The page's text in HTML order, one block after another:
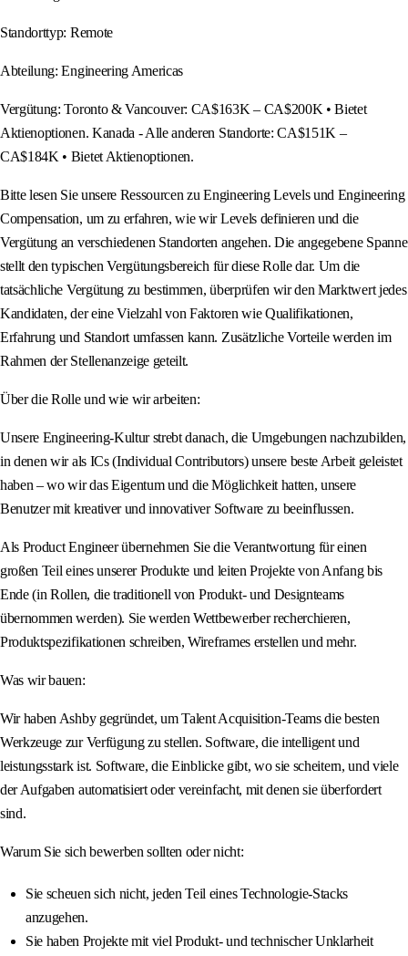
Standorttyp: Remote
Abteilung: Engineering Americas
Vergütung: Toronto & Vancouver: CA$163K – CA$200K • Bietet
Aktienoptionen. Kanada - Alle anderen Standorte: CA$151K –
CA$184K • Bietet Aktienoptionen.
Bitte lesen Sie unsere Ressourcen zu Engineering Levels und Engineering
Compensation, um zu erfahren, wie wir Levels definieren und die
Vergütung an verschiedenen Standorten angehen. Die angegebene Spanne
stellt den typischen Vergütungsbereich für diese Rolle dar. Um die
tatsächliche Vergütung zu bestimmen, überprüfen wir den Marktwert jedes
Kandidaten, der eine Vielzahl von Faktoren wie Qualifikationen,
Erfahrung und Standort umfassen kann. Zusätzliche Vorteile werden im
Rahmen der Stellenanzeige geteilt.
Über die Rolle und wie wir arbeiten:
Unsere Engineering-Kultur strebt danach, die Umgebungen nachzubilden,
in denen wir als ICs (Individual Contributors) unsere beste Arbeit geleistet
haben – wo wir das Eigentum und die Möglichkeit hatten, unsere
Benutzer mit kreativer und innovativer Software zu beeinflussen.
Als Product Engineer übernehmen Sie die Verantwortung für einen
großen Teil eines unserer Produkte und leiten Projekte von Anfang bis
Ende (in Rollen, die traditionell von Produkt- und Designteams
übernommen werden). Sie werden Wettbewerber recherchieren,
Produktspezifikationen schreiben, Wireframes erstellen und mehr.
Was wir bauen:
Wir haben Ashby gegründet, um Talent Acquisition-Teams die besten
Werkzeuge zur Verfügung zu stellen. Software, die intelligent und
leistungsstark ist. Software, die Einblicke gibt, wo sie scheitern, und viele
der Aufgaben automatisiert oder vereinfacht, mit denen sie überfordert
sind.
Warum Sie sich bewerben sollten oder nicht:
Sie scheuen sich nicht, jeden Teil eines Technologie-Stacks
anzugehen.
Sie haben Projekte mit viel Produkt- und technischer Unklarheit